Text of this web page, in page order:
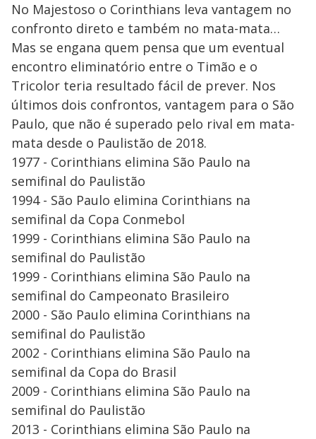
No Majestoso o Corinthians leva vantagem no
confronto direto e também no mata-mata…
Mas se engana quem pensa que um eventual
encontro eliminatório entre o Timão e o
Tricolor teria resultado fácil de prever. Nos
últimos dois confrontos, vantagem para o São
Paulo, que não é superado pelo rival em mata-
mata desde o Paulistão de 2018.
1977 - Corinthians elimina São Paulo na
semifinal do Paulistão
1994 - São Paulo elimina Corinthians na
semifinal da Copa Conmebol
1999 - Corinthians elimina São Paulo na
semifinal do Paulistão
1999 - Corinthians elimina São Paulo na
semifinal do Campeonato Brasileiro
2000 - São Paulo elimina Corinthians na
semifinal do Paulistão
2002 - Corinthians elimina São Paulo na
semifinal da Copa do Brasil
2009 - Corinthians elimina São Paulo na
semifinal do Paulistão
2013 - Corinthians elimina São Paulo na